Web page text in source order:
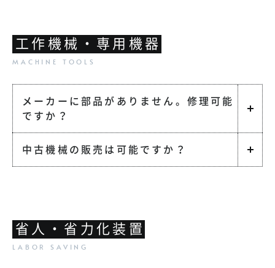
工作機械・専用機器
メーカーに部品がありません。修理可能
ですか？
中古機械の販売は可能ですか？
省人・省力化装置